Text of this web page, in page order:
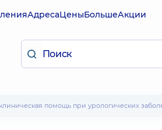
АдресаЦеныБольшеАкции
помощь при урологических